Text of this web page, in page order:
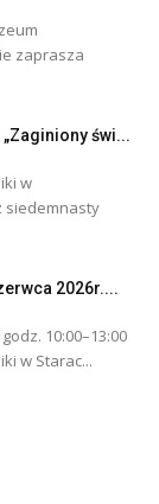
zaprasza
świ...
w
siedemnasty
2026r....
10:00–13:00
w Starac...